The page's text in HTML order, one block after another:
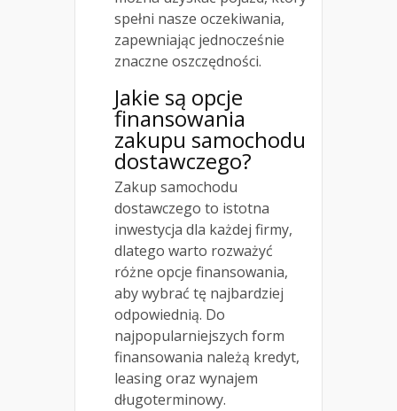
spełni nasze oczekiwania,
zapewniając jednocześnie
znaczne oszczędności.
Jakie są opcje
finansowania
zakupu samochodu
dostawczego?
Zakup samochodu
dostawczego to istotna
inwestycja dla każdej firmy,
dlatego warto rozważyć
różne opcje finansowania,
aby wybrać tę najbardziej
odpowiednią. Do
najpopularniejszych form
finansowania należą kredyt,
leasing oraz wynajem
długoterminowy.